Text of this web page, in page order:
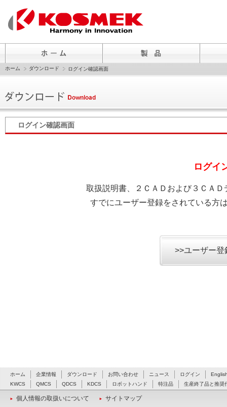
ホーム ダウンロード ログイン確認画面
ログイン確認画面
ログイ
取扱説明書、２ＣＡＤおよび３ＣＡ
すでにユーザー登録をされている方
>>ユーザー
ホーム 企業情報 ダウンロード お問い合わせ ニュース ログイン
KWCS
QMCS QDCS KDCS ロボットハンド 特注品 生産終了品と推奨
個人情報の取扱いについて サイトマップ